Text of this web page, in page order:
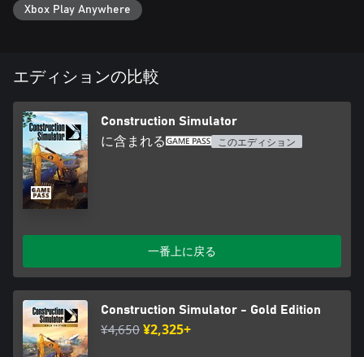
発生する困難にも柔軟に対応できる。PCと家庭用機との間で
Crossplayが可能となっており、プラットフォームを超えてフレ
屈しないように、観光エリアや季節限定契約も新規追加され
た。
元々のコンテンツと追加分を合わせて、『Construction
Simulator』に収録された契約数は100、建機の数は90を超え、
建設の楽しみは無限に近いものとなった。しかもマルチプレイ
によって、最大3人のフレンドと体験を共有できるのだ。素晴ら
しいと思うなら、今すぐ取り掛かろう。GET TO WORK!（作業
の時間だ！）
Xbox Play Anywhere
エディションの比較
Construction Simulator
に含まれる このエディション
一番上に戻る
Construction Simulator - Gold Edition
¥4,650¥2,325+